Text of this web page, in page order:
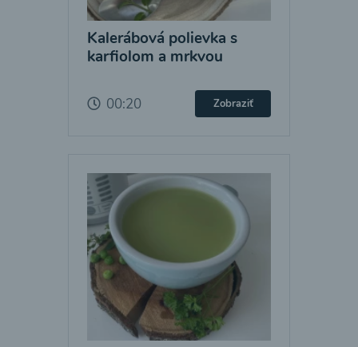
Kalerábová polievka s
karfiolom a mrkvou
00:20 Zobraziť